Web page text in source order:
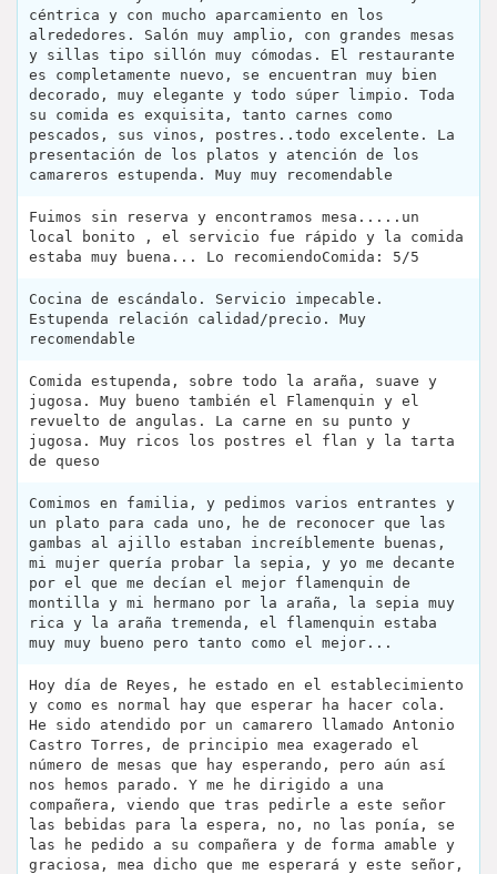
céntrica y con mucho aparcamiento en los
alrededores. Salón muy amplio, con grandes mesas
y sillas tipo sillón muy cómodas. El restaurante
es completamente nuevo, se encuentran muy bien
decorado, muy elegante y todo súper limpio. Toda
su comida es exquisita, tanto carnes como
pescados, sus vinos, postres..todo excelente. La
presentación de los platos y atención de los
camareros estupenda. Muy muy recomendable
Fuimos sin reserva y encontramos mesa.....un
local bonito , el servicio fue rápido y la comida
estaba muy buena... Lo recomiendoComida: 5/5
Cocina de escándalo. Servicio impecable.
Estupenda relación calidad/precio. Muy
recomendable
Comida estupenda, sobre todo la araña, suave y
jugosa. Muy bueno también el Flamenquin y el
revuelto de angulas. La carne en su punto y
jugosa. Muy ricos los postres el flan y la tarta
de queso
Comimos en familia, y pedimos varios entrantes y
un plato para cada uno, he de reconocer que las
gambas al ajillo estaban increíblemente buenas,
mi mujer quería probar la sepia, y yo me decante
por el que me decían el mejor flamenquin de
montilla y mi hermano por la araña, la sepia muy
rica y la araña tremenda, el flamenquin estaba
muy muy bueno pero tanto como el mejor...
Hoy día de Reyes, he estado en el establecimiento
y como es normal hay que esperar ha hacer cola.
He sido atendido por un camarero llamado Antonio
Castro Torres, de principio mea exagerado el
número de mesas que hay esperando, pero aún así
nos hemos parado. Y me he dirigido a una
compañera, viendo que tras pedirle a este señor
las bebidas para la espera, no, no las ponía, se
las he pedido a su compañera y de forma amable y
graciosa, mea dicho que me esperará y este señor,